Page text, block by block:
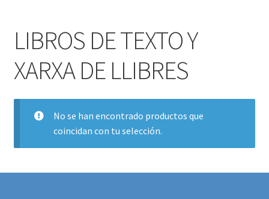
LIBROS DE TEXTO Y
XARXA DE LLIBRES
No se han encontrado productos que
coincidan con tu selección.